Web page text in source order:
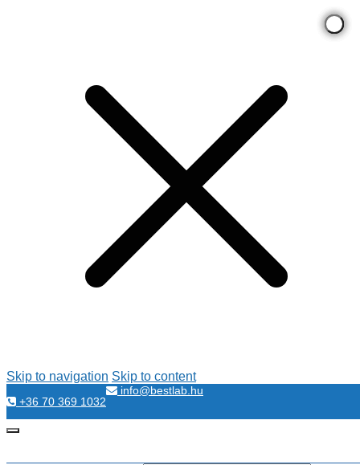
Skip to navigation Skip to content
+36 70 369 1032
info@bestlab.hu